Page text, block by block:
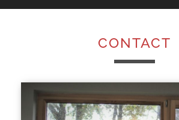
CONTACT